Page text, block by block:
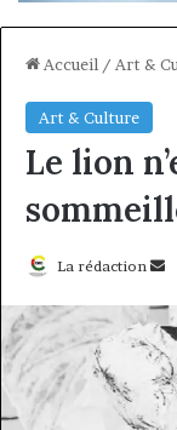
Accueil / Art &
Art & Culture
Le lion
La rédaction